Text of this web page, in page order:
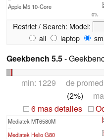
Apple M5 10-Core
0%
Restrict / Search: Model:
all
laptop
Geekbench 5.5-
min: 1229 de
(2%)
+ 6 mas detalles -
Mediatek MT6580M
Mediatek Helio G80